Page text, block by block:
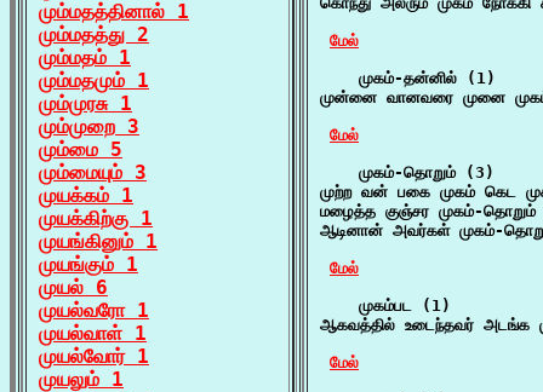
மும்மதத்தினால் 1
மும்மதத்து 2
மும்மதம் 1
மும்மதமும் 1
மும்முரசு 1
மும்முறை 3
மும்மை 5
மும்மையும் 3
முயக்கம் 1
முயக்கிற்கு 1
முயங்கினும் 1
முயங்கும் 1
முயல் 6
முயல்வரோ 1
முயல்வாள் 1
முயல்வோர் 1
முயலும் 1
மேல்
    முகம்-தன்னில் (1)
முன்னை வானவரை முனை முகம்-
மேல்
    முகம்-தொறும் (3)
முற்ற வன் பகை முகம் கெட
மழைத்த குஞ்சர முகம்-தொறும்
ஆடினான் அவர்கள் முகம்-
மேல்
    முகம்பட (1)
ஆகவத்தில் உடைந்தவர் அடங்க
மேல்